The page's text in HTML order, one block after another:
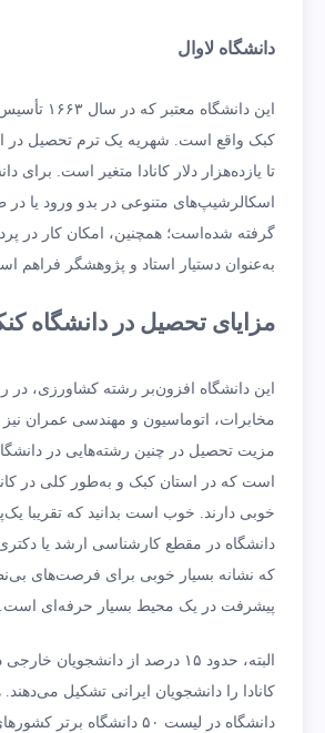
دانشگاه لاوال
این دانشگاه
کبک واقع است. شهریه یک ترم تحصیل در
تا یازده‌هزار دلار کانادا متغیر است. برای
اسکالرشیپ‌های متنوعی در بدو ورود یا
گرفته شده‌است؛ همچنین، امکان کار در
به‌عنوان دستیار استاد و پژوهشگر فراهم
مزایای تحصیل در دانشگاه
این دانشگاه افزون‌بر رشته کشاورزی،
مخابرات، اتوماسیون و مهندسی عمران
مزیت تحصیل در چنین رشته‌هایی در دانشگاه
است که در استان کبک و به‌طور کلی در
خوبی دارند. خوب است بدانید که تقریبا
دانشگاه در مقطع کارشناسی ارشد یا
که نشانه بسیار خوبی برای فرصت‌های
پیشرفت در یک محیط بسیار حرفه‌ای است.
البته، حدود ۱۵ درصد از دانشجویان
کانادا را دانشجویان ایرانی تشکیل
دانشگاه در لیست ۵۰ دانشگاه